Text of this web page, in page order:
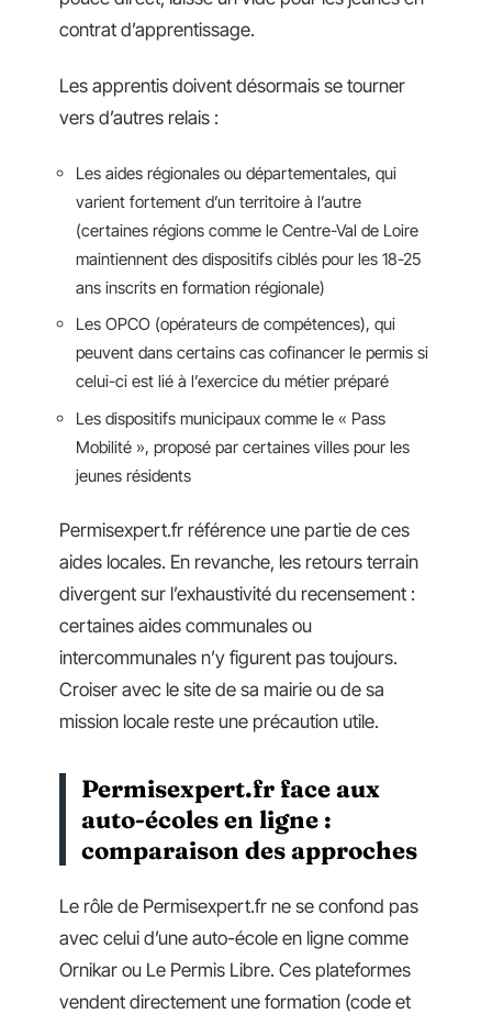
contrat d’apprentissage.
Les apprentis doivent désormais se tourner
vers d’autres relais :
Les aides régionales ou départementales, qui
varient fortement d’un territoire à l’autre
(certaines régions comme le Centre-Val de Loire
maintiennent des dispositifs ciblés pour les 18-25
ans inscrits en formation régionale)
Les OPCO (opérateurs de compétences), qui
peuvent dans certains cas cofinancer le permis si
celui-ci est lié à l’exercice du métier préparé
Les dispositifs municipaux comme le « Pass
Mobilité », proposé par certaines villes pour les
jeunes résidents
Permisexpert.fr référence une partie de ces
aides locales. En revanche, les retours terrain
divergent sur l’exhaustivité du recensement :
certaines aides communales ou
intercommunales n’y figurent pas toujours.
Croiser avec le site de sa mairie ou de sa
mission locale reste une précaution utile.
Permisexpert.fr face aux
auto-écoles en ligne :
comparaison des approches
Le rôle de Permisexpert.fr ne se confond pas
avec celui d’une auto-école en ligne comme
Ornikar ou Le Permis Libre. Ces plateformes
vendent directement une formation (code et